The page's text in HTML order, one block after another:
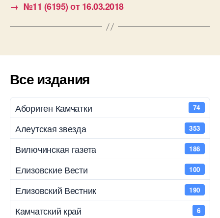
→ №11 (6195) от 16.03.2018
Все издания
Абориген Камчатки 74
Алеутская звезда 353
Вилючинская газета 186
Елизовские Вести 100
Елизовский Вестник 190
Камчатский край 6